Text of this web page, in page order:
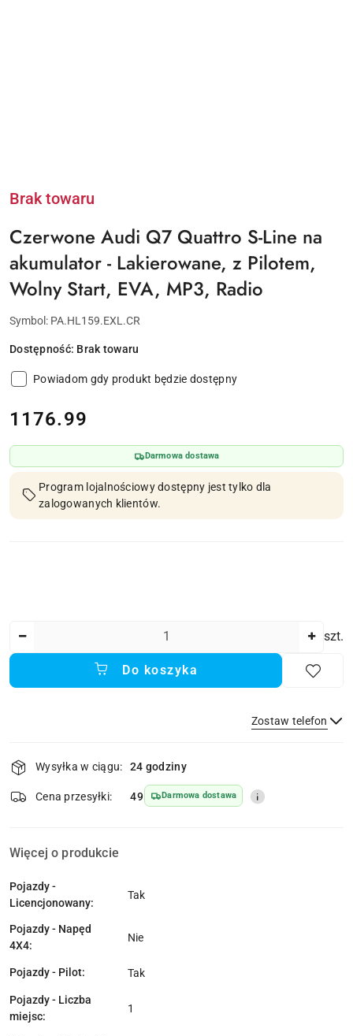
Brak towaru
Czerwone Audi Q7 Quattro S-Line na
akumulator - Lakierowane, z Pilotem,
Wolny Start, EVA, MP3, Radio
Symbol: PA.HL159.EXL.CR
Dostępność: Brak towaru
Powiadom gdy produkt będzie dostępny
cena:
1176.99
Darmowa dostawa
Program lojalnościowy dostępny jest tylko dla
zalogowanych klientów.
szt.
Do koszyka
Zostaw telefon
Wyślij
i
dostawa
Wysyłka w ciągu: 24 godziny
Cena przesyłki: 49 Darmowa dostawa
Więcej o produkcie
Pojazdy -
Licencjonowany:
Tak
Pojazdy - Napęd
4X4:
Nie
Pojazdy - Pilot: Tak
Pojazdy - Liczba
miejsc:
1